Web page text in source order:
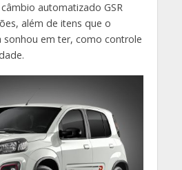
automatizado GSR
além de itens que o
sonhou em ter, como controle